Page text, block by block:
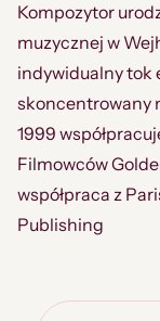
Kompozytor
muzycznej w
indywidualny tok
skoncentrowany
1999
Filmowców
współpraca z
Publishing